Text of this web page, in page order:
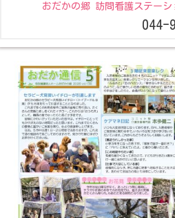
おだかの郷 訪問看護ステーシ
044-